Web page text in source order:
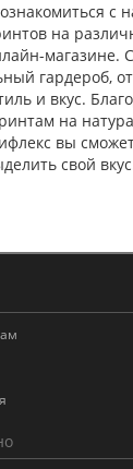
с
на
магазине.
гардероб,
и вкус.
на
вы
свой